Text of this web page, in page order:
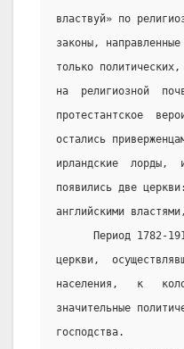
властвуй» по
законы,
только
на  религиозной
протестантское
остались
ирландские  лорды,
появились две
английскими
Период 1782-
церкви,
населения,   к
значительные
господства.